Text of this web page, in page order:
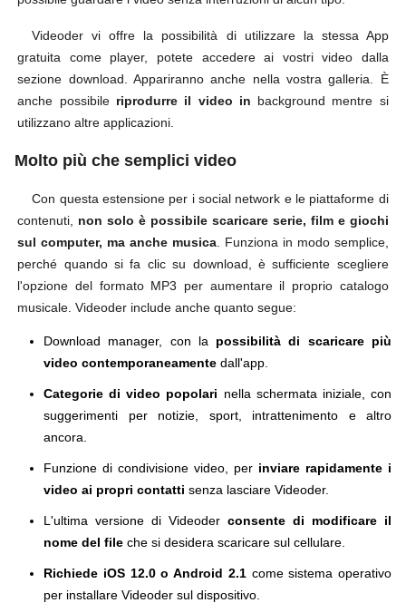
Videoder vi offre la possibilità di utilizzare la stessa App
gratuita come player, potete accedere ai vostri video dalla
sezione download. Appariranno anche nella vostra galleria. È
anche possibileriprodurre il video in background mentre si
utilizzano altre applicazioni.
Molto più che semplici video
Con questa estensione per i social network e le piattaforme di
contenuti, non solo è possibile scaricare serie, film e giochi
sul computer, ma anche musica . Funziona in modo semplice,
perché quando si fa clic su download, è sufficiente scegliere
l'opzione del formato MP3 per aumentare il proprio catalogo
musicale. Videoder include anche quanto segue:
Download manager, con la possibilità di scaricare più
video contemporaneamente dall'app.
Categorie di video popolari nella schermata iniziale, con
suggerimenti per notizie, sport, intrattenimento e altro
ancora.
Funzione di condivisione video, per inviare rapidamente i
video ai propri contatti senza lasciare Videoder.
L'ultima versione di Videoder consente di modificare il
nome del file che si desidera scaricare sul cellulare.
Richiede iOS 12.0 o Android 2.1come sistema operativo
per installare Videoder sul dispositivo.